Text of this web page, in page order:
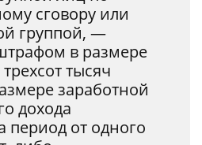
сговору или
группой, —
в размере
тысяч
заработной
дохода
период от одного